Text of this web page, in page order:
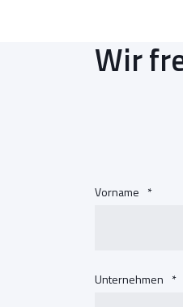
Wir
Vorname *
Unternehmen *